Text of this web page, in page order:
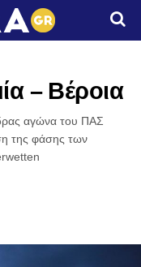
– Βέροια
αγώνα του ΠΑΣ
της φάσης των